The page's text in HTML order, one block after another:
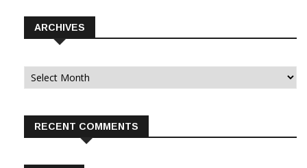
ARCHIVES
Archives
RECENT COMMENTS